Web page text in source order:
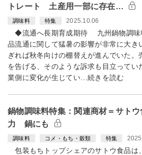
トレート 土産用一部に存在…
調味料 特集 2025.10.06
◆流通へ長期育成期待 九州鍋物調味
品流通に関して猛暑の影響が非常に大き
ぎれば秋冬向けの棚替えが進んでいた。
を告げる、そのような訴求も目立ってい
業側に変化が生じてい…続きを読む
鍋物調味料特集：関連商材＝サト
力 鍋にも
調味料 コメ・もち・穀類 特集
包装もちトップシェアのサトウ食品は、